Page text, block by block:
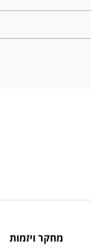
מחקר ויזמות